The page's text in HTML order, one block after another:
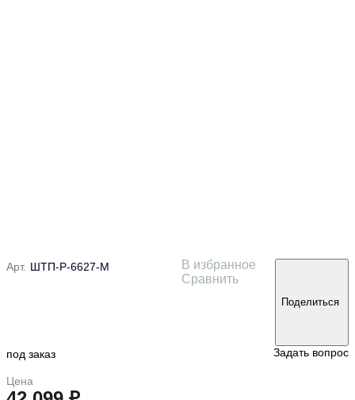
Арт. ШТП-Р-6627-М
В избранное
Сравнить
Поделиться
под заказ Задать вопрос
Цена